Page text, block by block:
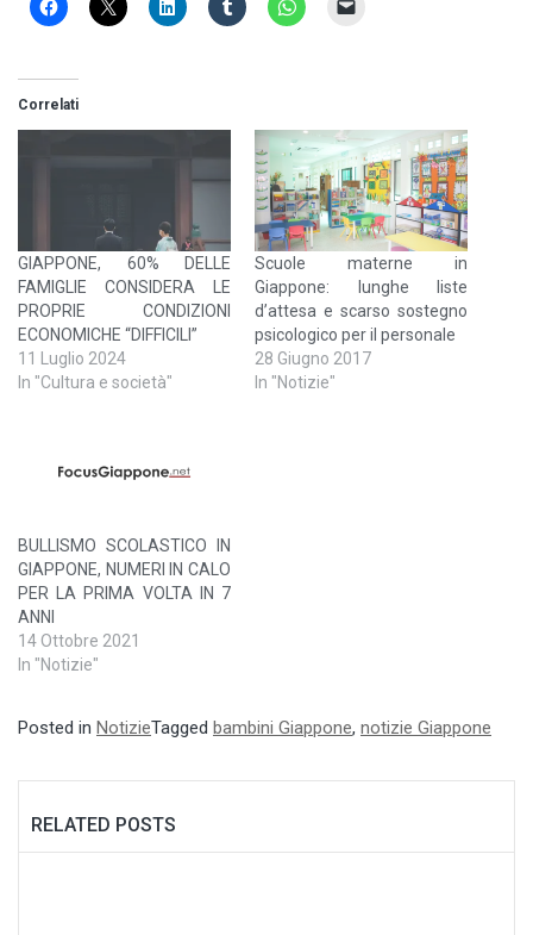
Correlati
GIAPPONE, 60% DELLE
FAMIGLIE CONSIDERA LE
PROPRIE CONDIZIONI
ECONOMICHE “DIFFICILI”
11 Luglio 2024
In "Cultura e società"
Scuole materne in
Giappone: lunghe liste
d’attesa e scarso sostegno
psicologico per il personale
28 Giugno 2017
In "Notizie"
BULLISMO SCOLASTICO IN
GIAPPONE, NUMERI IN CALO
PER LA PRIMA VOLTA IN 7
ANNI
14 Ottobre 2021
In "Notizie"
Posted in NotizieTagged bambini Giappone, notizie Giappone
RELATED POSTS